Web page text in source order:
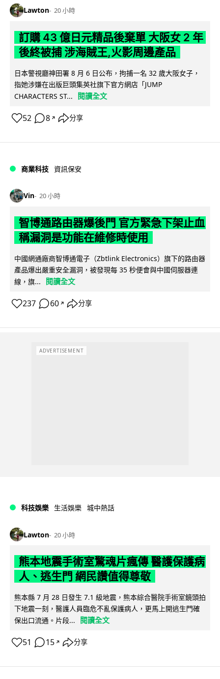
Lawton 20 小時
訂購 43 億日元精品後棄單 大阪女 2 年
後終被捕 涉海賊王,火影周邊產品
日本警視廳神田署 8 月 6 日公布，拘捕一名 32 歲大阪女子，
指她涉嫌在出版巨頭集英社旗下官方網店「JUMP
CHARACTERS ST...
閱讀全文
52 8 ↗ 分享
商業科技 資訊保安
Vin 20 小時
智博通路由器爆後門 官方緊急下架止血
稱漏洞是功能在維修時使用
中國網通廠商智博通電子（Zbtlink Electronics）旗下的路由器
產品爆出嚴重安全漏洞，被發現每 35 秒便會與中國伺服器連
線，旗...
閱讀全文
237 60 ↗ 分享
ADVERTISEMENT
科技娛樂 生活娛樂 城中熱話
Lawton 20 小時
熊本地震手術室驚魂片瘋傳 醫護保護病
人、逃生門 網民讚值得尊敬
熊本縣 7 月 28 日發生 7.1 級地震，熊本綜合醫院手術室鏡頭拍
下地震一刻，醫護人員臨危不亂保護病人，更馬上開逃生門確
保出口流通。片段...
閱讀全文
51 15 ↗ 分享